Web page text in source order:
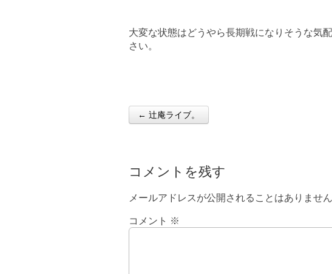
大変な状態はどうやら長期戦になりそうな気
さい。
Post navigation
← 辻庵ライブ。
コメントを残す
メールアドレスが公開されることはありません
コメント ※